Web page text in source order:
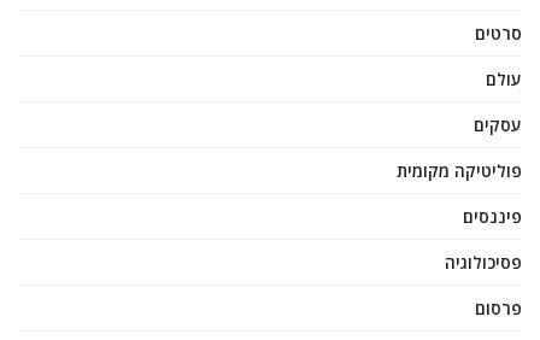
סרטים
עולם
עסקים
פוליטיקה מקומית
פיננסים
פסיכולוגיה
פרסום